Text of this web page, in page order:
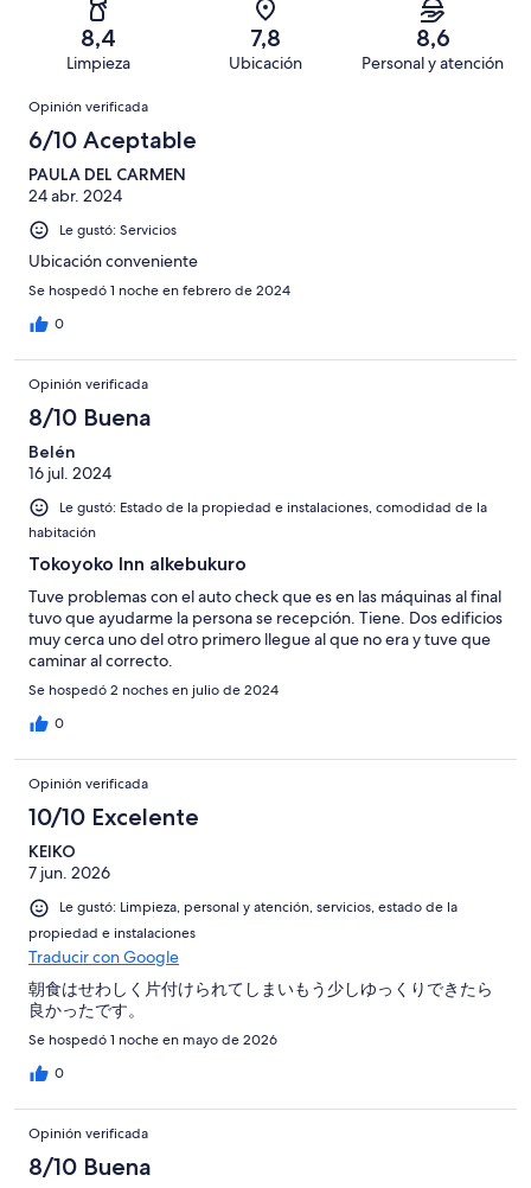
opiniones
opiniones
Terrible.
648
opiniones
8,4
Limpieza
7,8
Ubicación
8,6
Personal y atención
Opiniones
Opinión verificada
6/10 Aceptable
PAULA DEL CARMEN
24 abr. 2024
Le gustó: Servicios
Ubicación conveniente
Se hospedó 1 noche en febrero de 2024
0
Opinión verificada
8/10 Buena
Belén
16 jul. 2024
Le gustó: Estado de la propiedad e instalaciones, comodidad de la
habitación
Tokoyoko Inn aIkebukuro
Tuve problemas con el auto check que es en las máquinas al final
tuvo que ayudarme la persona se recepción. Tiene. Dos edificios
muy cerca uno del otro primero llegue al que no era y tuve que
caminar al correcto.
Se hospedó 2 noches en julio de 2024
0
Opinión verificada
10/10 Excelente
KEIKO
7 jun. 2026
Le gustó: Limpieza, personal y atención, servicios, estado de la
propiedad e instalaciones
Traducir con Google
朝食はせわしく片付けられてしまいもう少しゆっくりできたら
良かったです。
Se hospedó 1 noche en mayo de 2026
0
Opinión verificada
8/10 Buena